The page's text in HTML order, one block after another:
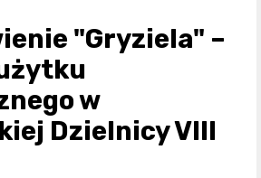
"Gryziela" –
w
Dzielnicy VIII